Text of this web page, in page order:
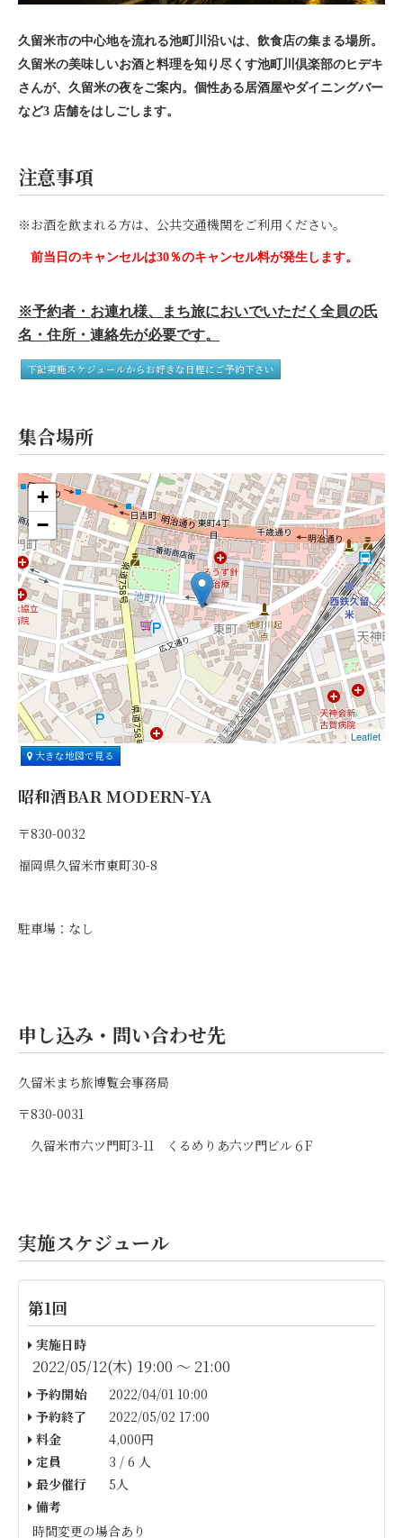
久留米市の中心地を流れる池町川沿いは、飲食店の集まる場所。
久留米の美味しいお酒と料理を知り尽くす池町
川倶楽部のヒデキ
さんが、久留米の夜をご案内。個性ある居酒屋やダイニングバー
など3 店舗をはしごします。
注意事項
※お酒を飲まれる方は、公共交通機関をご利用ください。
前当日のキャンセルは30％のキャンセル料が発生します。
※予約者・お連れ様、まち旅においでいただく全員の氏
名・住所・連絡先が必要です。
下記実施スケジュールからお好きな日程にご予約下さい
集合場所
+
−
Leaflet
大きな地図で見る
昭和酒BAR MODERN-YA
〒830-0032
福岡県久留米市東町30-8
駐車場：なし
申し込み・問い合わせ先
久留米まち旅博覧会事務局
〒830-0031
久留米市六ツ門町3-11 くるめりあ六ツ門ビル６F
実施スケジュール
第1回
実施日時
2022/05/12(木) 19:00 〜 21:00
予約開始
2022/04/01 10:00
予約終了
2022/05/02 17:00
料金
4,000円
定員
3 / 6 人
最少催行
5人
備考
時間変更の場合あり